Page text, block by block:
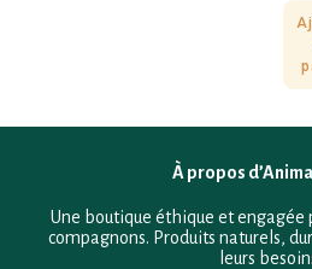
À propos
Une boutique éthique et engagée
compagnons. Produits naturels,
leurs